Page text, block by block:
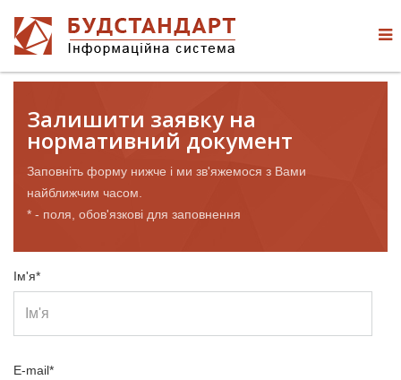
Залишити заявку на
нормативний документ
Заповніть форму нижче і ми зв'яжемося з Вами
найближчим часом.
* - поля, обов'язкові для заповнення
Ім'я*
E-mail*